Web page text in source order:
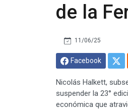
de la
11/06/25
Facebook
Nicolás Halkett,
suspender la 23°
económica que